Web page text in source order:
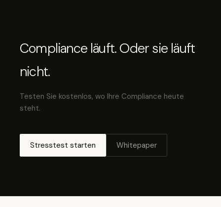
Compliance läuft. Oder sie läuft
nicht.
Testen Sie kostenlos, wo Ihre Compliance heute
steht.
Stresstest starten Whitepaper